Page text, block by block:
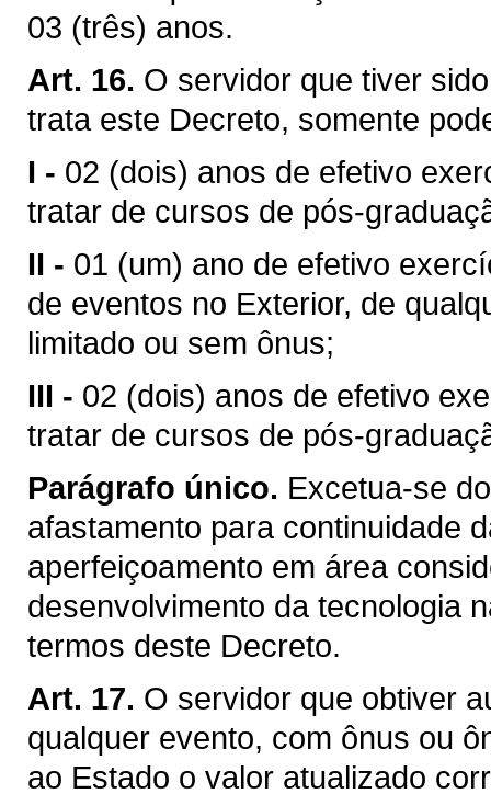
03 (três) anos.
Art. 16. O servidor que tiver
trata este Decreto, somente
I - 02 (dois) anos de efetivo
tratar de cursos de pós-
II - 01 (um) ano de efetivo
de eventos no Exterior, de
limitado ou sem ônus;
III - 02 (dois) anos de efetivo
tratar de cursos de pós-
Parágrafo único. Excetua-se
afastamento para continuidade
aperfeiçoamento em área
desenvolvimento da tecnologia
termos deste Decreto.
Art. 17. O servidor que obtiver
qualquer evento, com ônus ou
ao Estado o valor atualizado